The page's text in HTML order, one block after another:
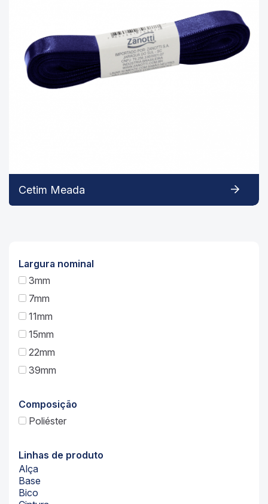
Cetim Meada
Largura nominal
3mm
7mm
11mm
15mm
22mm
39mm
Composição
Poliéster
Linhas de produto
Alça
Base
Bico